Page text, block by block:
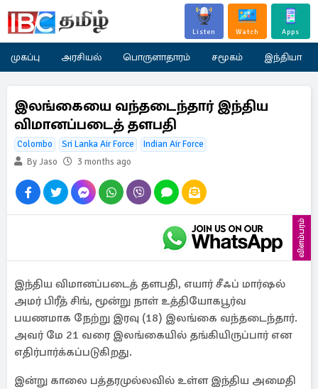
Listen Watch Apps
முகப்பு அரசியல் பொருளாதாரம் சமூகம் இந்தியா
இலங்கையை வந்தடைந்தார் இந்திய
விமானப்படைத் தளபதி
Colombo Sri Lanka Air Force
Indian Air Force
By Jaso
3 months ago
விளம்பரம்
இந்திய விமானப்படைத் தளபதி, எயார் சீஃப் மார்ஷல்
அமர் பிரீத் சிங், மூன்று நாள் உத்தியோகபூர்வ
பயணமாக நேற்று இரவு (18) இலங்கை வந்தடைந்தார்.
அவர் மே 21 வரை இலங்கையில் தங்கியிருப்பார் என
எதிர்பார்க்கப்படுகிறது.
இன்று காலை பத்தரமுல்லவில் உள்ள இந்திய அமைதி